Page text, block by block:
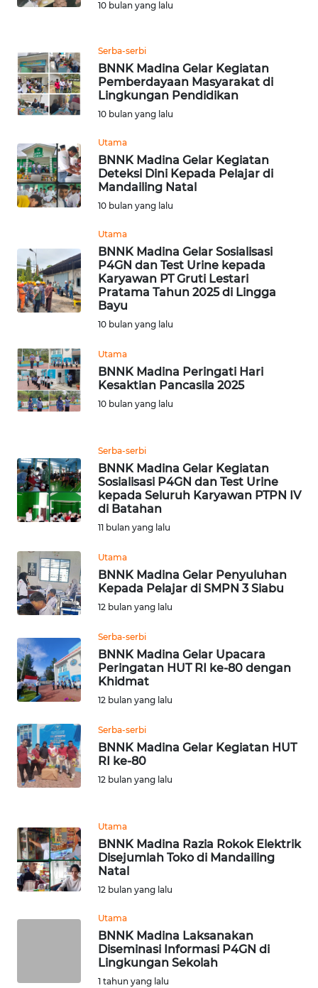
10 bulan yang lalu
Serba-serbi
BNNK Madina Gelar Kegiatan
Pemberdayaan Masyarakat di
Lingkungan Pendidikan
10 bulan yang lalu
Utama
BNNK Madina Gelar Kegiatan
Deteksi Dini Kepada Pelajar di
Mandailing Natal
10 bulan yang lalu
Utama
BNNK Madina Gelar Sosialisasi
P4GN dan Test Urine kepada
Karyawan PT Gruti Lestari
Pratama Tahun 2025 di Lingga
Bayu
10 bulan yang lalu
Utama
BNNK Madina Peringati Hari
Kesaktian Pancasila 2025
10 bulan yang lalu
Serba-serbi
BNNK Madina Gelar Kegiatan
Sosialisasi P4GN dan Test Urine
kepada Seluruh Karyawan PTPN IV
di Batahan
11 bulan yang lalu
Utama
BNNK Madina Gelar Penyuluhan
Kepada Pelajar di SMPN 3 Siabu
12 bulan yang lalu
Serba-serbi
BNNK Madina Gelar Upacara
Peringatan HUT RI ke-80 dengan
Khidmat
12 bulan yang lalu
Serba-serbi
BNNK Madina Gelar Kegiatan HUT
RI ke-80
12 bulan yang lalu
Utama
BNNK Madina Razia Rokok Elektrik
Disejumlah Toko di Mandailing
Natal
12 bulan yang lalu
Utama
BNNK Madina Laksanakan
Diseminasi Informasi P4GN di
Lingkungan Sekolah
1 tahun yang lalu
NUSANTARA
WN
JOGJA
WN
JATIM
WN
BALI
WN
KALBAR
WN
KALTENG
WN
KALTARA
WN
WN
KALTIM
WN
SULSEL
WN
GORONTALO
WN
WN
MALUKU
MALUT
WN
DAIRI
DANAU
TOBA
WN